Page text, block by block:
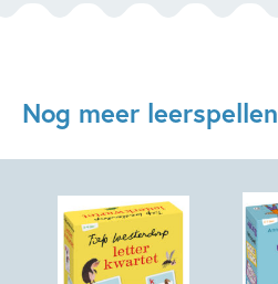
Nog meer leerspellen